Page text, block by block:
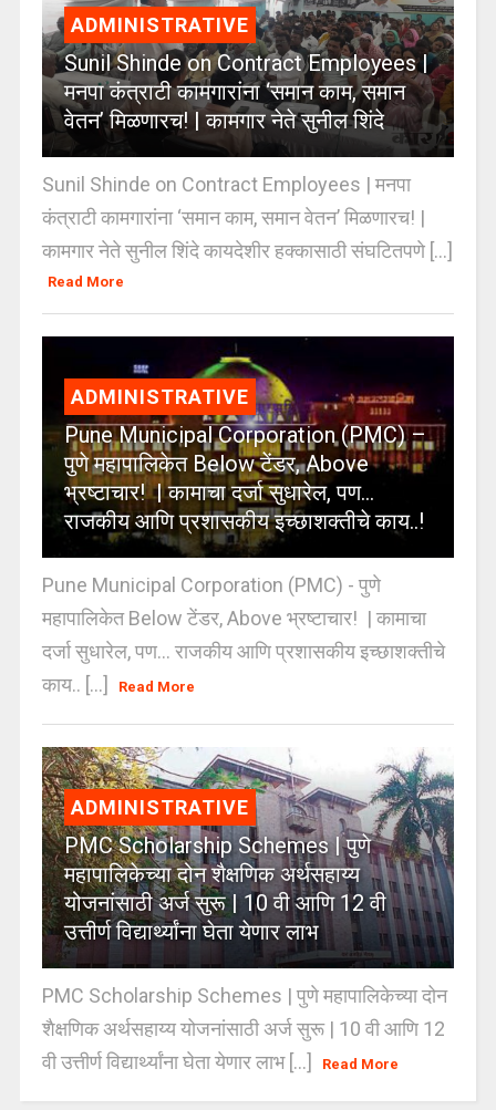
ADMINISTRATIVE
Sunil Shinde on Contract Employees |
मनपा कंत्राटी कामगारांना ‘समान काम, समान
वेतन’ मिळणारच! | कामगार नेते सुनील शिंदे
Sunil Shinde on Contract Employees | मनपा
कंत्राटी कामगारांना ‘समान काम, समान वेतन’ मिळणारच! |
कामगार नेते सुनील शिंदे कायदेशीर हक्कासाठी संघटितपणे [...]
Read More
ADMINISTRATIVE
Pune Municipal Corporation (PMC) –
पुणे महापालिकेत Below टेंडर, Above
भ्रष्टाचार! | कामाचा दर्जा सुधारेल, पण…
राजकीय आणि प्रशासकीय इच्छाशक्तीचे काय..!
Pune Municipal Corporation (PMC) - पुणे
महापालिकेत Below टेंडर, Above भ्रष्टाचार! | कामाचा
दर्जा सुधारेल, पण… राजकीय आणि प्रशासकीय इच्छाशक्तीचे
काय.. [...]
Read More
ADMINISTRATIVE
PMC Scholarship Schemes | पुणे
महापालिकेच्या दोन शैक्षणिक अर्थसहाय्य
योजनांसाठी अर्ज सुरू | 10 वी आणि 12 वी
उत्तीर्ण विद्यार्थ्यांना घेता येणार लाभ
PMC Scholarship Schemes | पुणे महापालिकेच्या दोन
शैक्षणिक अर्थसहाय्य योजनांसाठी अर्ज सुरू | 10 वी आणि 12
वी उत्तीर्ण विद्यार्थ्यांना घेता येणार लाभ [...]
Read More